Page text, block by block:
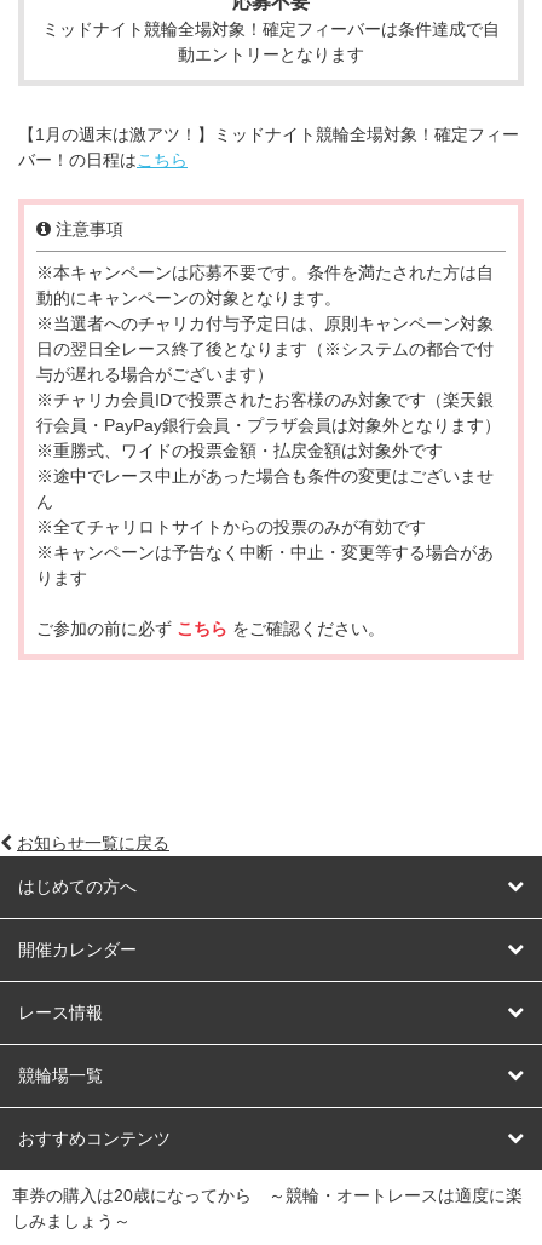
ミッドナイト競輪全場対象！確定フィーバーは条件達成で自
動エントリーとなります
【1月の週末は激アツ！】ミッドナイト競輪全場対象！確定フィー
バー！の日程はこちら
注意事項
※本キャンペーンは応募不要です。条件を満たされた方は自
動的にキャンペーンの対象となります。
※当選者へのチャリカ付与予定日は、原則キャンペーン対象
日の翌日全レース終了後となります（※システムの都合で付
与が遅れる場合がございます）
※チャリカ会員IDで投票されたお客様のみ対象です（楽天銀
行会員・PayPay銀行会員・プラザ会員は対象外となります）
※重勝式、ワイドの投票金額・払戻金額は対象外です
※途中でレース中止があった場合も条件の変更はございませ
ん
※全てチャリロトサイトからの投票のみが有効です
※キャンペーンは予告なく中断・中止・変更等する場合があ
ります
ご参加の前に必ず こちら をご確認ください。
お知らせ一覧に戻る
はじめての方へ
はじめての方へ
開催カレンダー
競輪
オートレース
競輪くじ
Dokanto!
レース情報
レース予想
レース結果
キャリーオーバー一覧
競輪場一覧
北日本 函館競輪場
関
東
弥彦競輪場 前橋競輪場 取手競輪場 宇都宮競輪場
おすすめコンテンツ
競輪選手情報
車券の購入は20歳になってから ～競輪・オートレースは適度に楽
しみましょう～